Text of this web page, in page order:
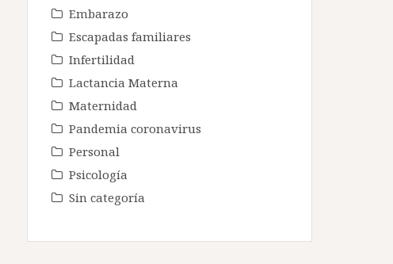
Embarazo
Escapadas familiares
Infertilidad
Lactancia Materna
Maternidad
Pandemia coronavirus
Personal
Psicología
Sin categoría